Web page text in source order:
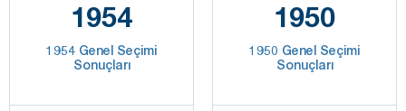
1954
1954 Genel Seçimi
Sonuçları
1950
1950 Genel Seçimi
Sonuçları